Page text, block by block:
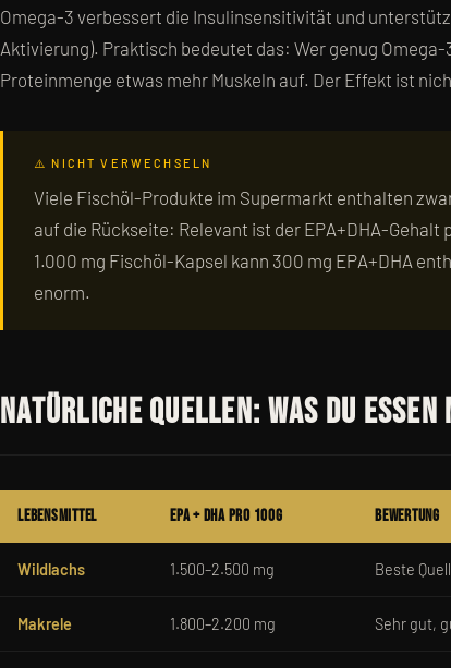
Omega-3 verbessert die Insulinsensitivität und
Aktivierung). Praktisch bedeutet das: Wer genug
Proteinmenge etwas mehr Muskeln auf. Der Effekt ist
⚠️ NICHT VERWECHSELN
Viele Fischöl-Produkte im Supermarkt enthalten
auf die Rückseite: Relevant ist der EPA+DHA-
1.000 mg Fischöl-Kapsel kann 300 mg EPA+DHA
enorm.
Natürliche Quellen: Was du
Lebensmittel EPA + DHA pro 100g Bewertung
Wildlachs 1.500–2.500 mg Beste
Makrele 1.800–2.200 mg Sehr gut,